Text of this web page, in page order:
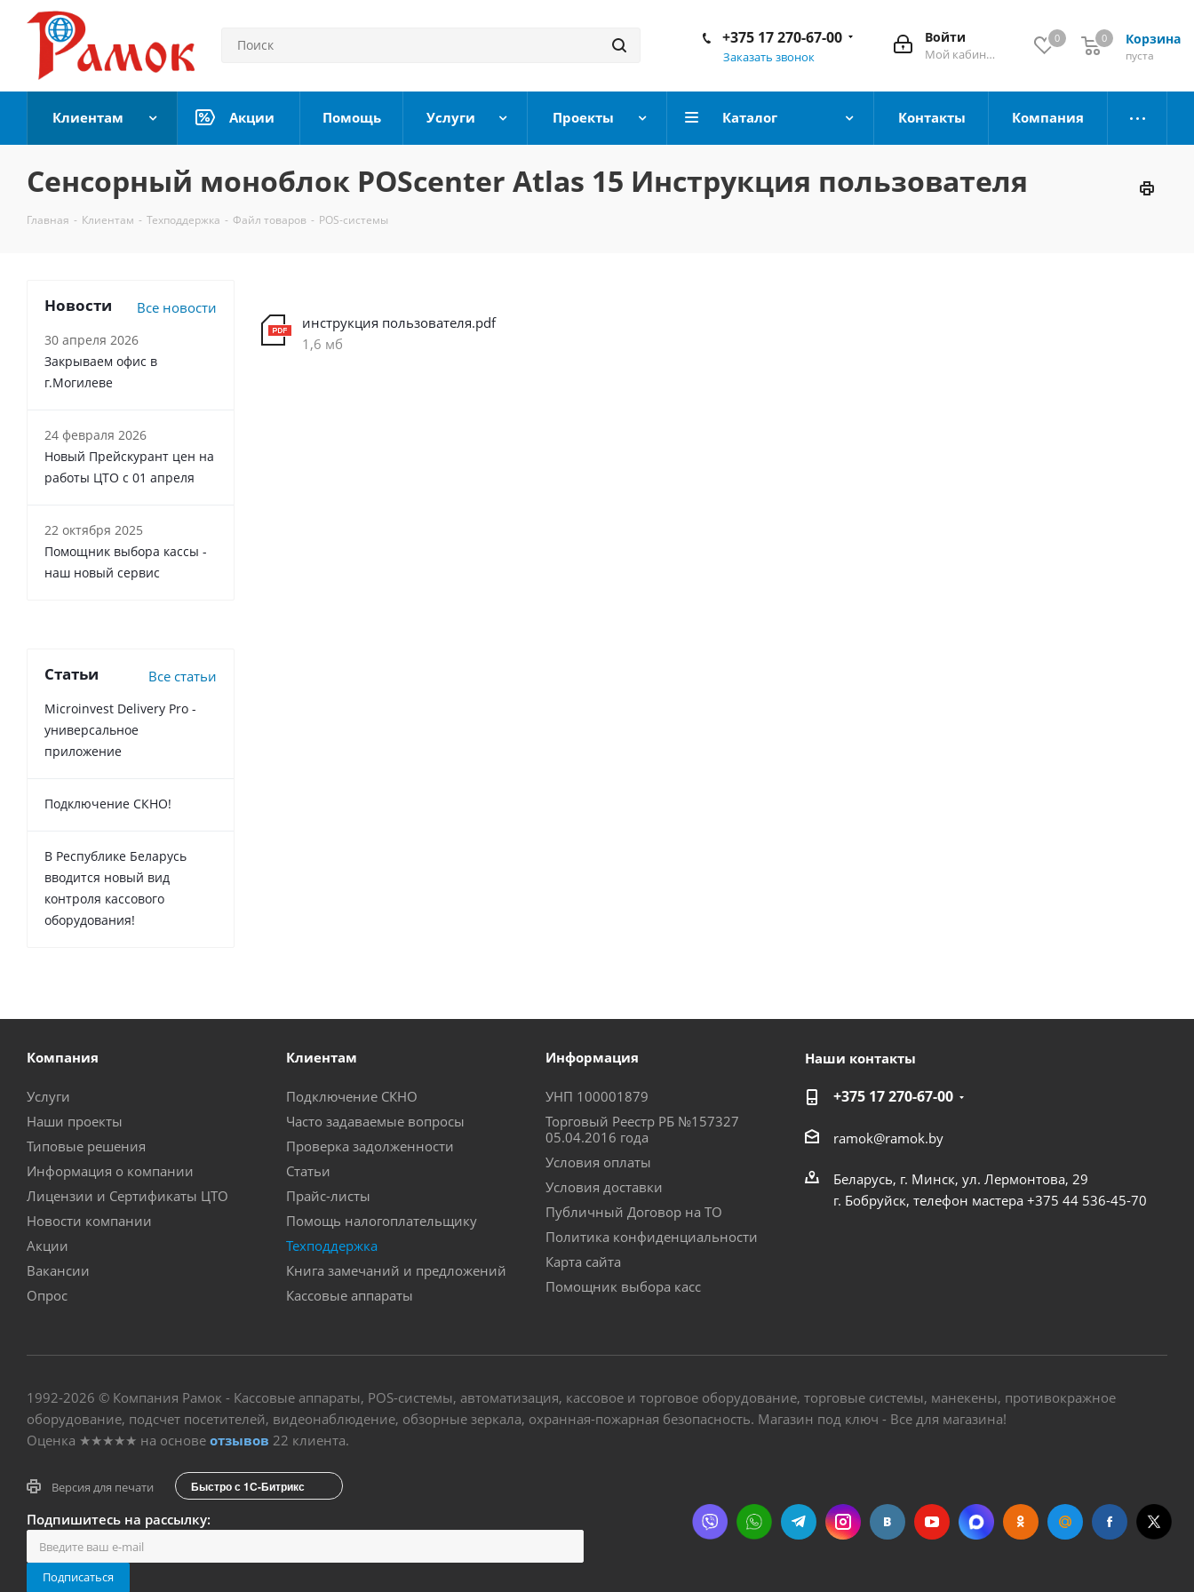
0 Корзина
пуста
0
Войти
Мой кабинет
+375 17 270-67-00
Заказать звонок
Клиентам Акции Помощь Услуги Проекты Каталог Контакты Компания
Сенсорный моноблок POScenter Atlas 15 Инструкция пользователя
Главная - Клиентам - Техподдержка - Файл товаров - POS-системы
инструкция пользователя.pdf
1,6 мб
Новости Все новости
30 апреля 2026
Закрываем офис в
г.Могилеве
24 февраля 2026
Новый Прейскурант цен на
работы ЦТО с 01 апреля
22 октября 2025
Помощник выбора кассы -
наш новый сервис
Статьи Все статьи
Microinvest Delivery Pro -
универсальное
приложение
Подключение СКНО!
В Республике Беларусь
вводится новый вид
контроля кассового
оборудования!
Компания
Услуги
Наши проекты
Типовые решения
Информация о компании
Лицензии и Сертификаты ЦТО
Новости компании
Акции
Вакансии
Опрос
Клиентам
Подключение СКНО
Часто задаваемые вопросы
Проверка задолженности
Статьи
Прайс-листы
Помощь налогоплательщику
Техподдержка
Книга замечаний и предложений
Кассовые аппараты
Информация
УНП 100001879
Торговый Реестр РБ №157327
05.04.2016 года
Условия оплаты
Условия доставки
Публичный Договор на ТО
Политика конфиденциальности
Карта сайта
Помощник выбора касс
Наши контакты
+375 17 270-67-00
ramok@ramok.by
Беларусь, г. Минск, ул. Лермонтова, 29
г. Бобруйск, телефон мастера +375 44 536-45-70
1992-2026 © Компания Рамок - Кассовые аппараты, POS-системы, автоматизация, кассовое и торговое оборудование, торговые системы, манекены, противокражное
оборудование, подсчет посетителей, видеонаблюдение, обзорные зеркала, охранная-пожарная безопасность. Магазин под ключ - Все для магазина!
Оценка ★★★★★ на основе отзывов 22 клиента.
Версия для печати Быстро с 1С-Битрикс
Подпишитесь на рассылку:
Подписаться